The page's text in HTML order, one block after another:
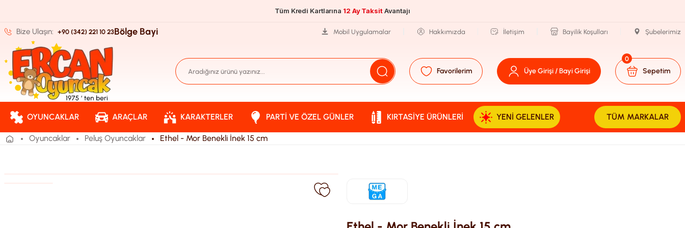
Tüm Kredi Kartlarına 12 Ay TaksitAvantajı
Bize Ulaşın: +90 (342) 221 10 23Bölge Bayi Mobil Uygulamalar Hakkımızda İletişim Bayilik Koşulları Şubelerimiz
Favorilerim Üye Girişi / Bayi Girişi Sepetim
0
OYUNCAKLAR ARAÇLAR KARAKTERLER PARTI VE ÖZEL GÜNLER KIRTASIYE ÜRÜNLERI YENI GELENLER TÜM MARKALAR
Oyuncaklar Peluş Oyuncaklar Ethel - Mor Benekli İnek 15 cm